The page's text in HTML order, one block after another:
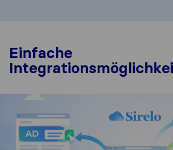
Einfache